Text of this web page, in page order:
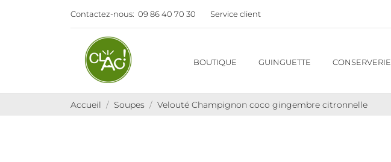
Contactez-nous: 09 86 40 70 30 Service client
BOUTIQUE GUINGUETTE CONSERVERIE
Accueil Soupes Velouté Champignon coco gingembre citronnelle